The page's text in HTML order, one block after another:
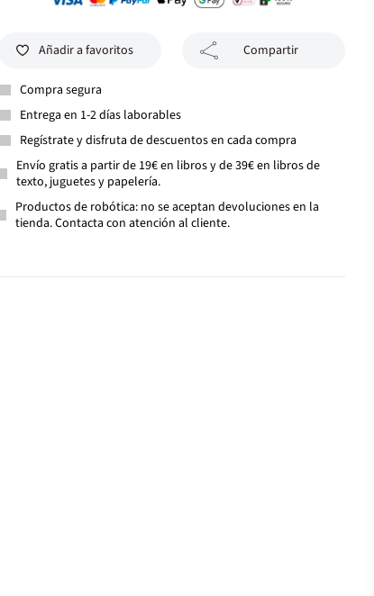
Añadir a favoritos Compartir
Compra segura
Entrega en 1-2 días laborables
Regístrate y disfruta de descuentos en cada compra
Envío gratis a partir de 19€ en libros y de 39€ en libros de
texto, juguetes y papelería.
Productos de robótica: no se aceptan devoluciones en la
tienda. Contacta con atención al cliente.